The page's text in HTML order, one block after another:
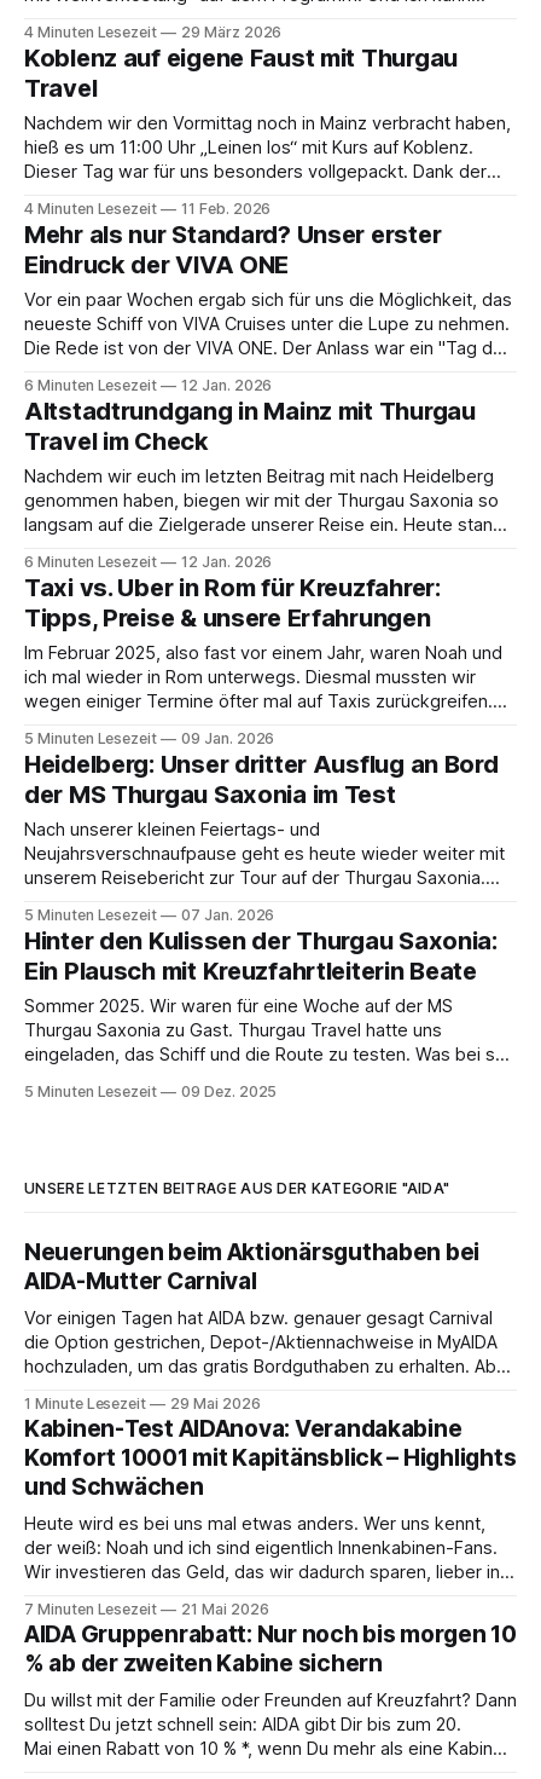
gebleiben. Mit vielen schönen Ausblicken, viel Atmosphäre
und natürlich gutem Wein. 🍇🍷 Los ging es nach Kaffee und
Kuchen Nach
4 Minuten Lesezeit 29 März 2026
Koblenz auf eigene Faust mit Thurgau
Travel
Nachdem wir den Vormittag noch in Mainz verbracht haben,
hieß es um 11:00 Uhr „Leinen los“ mit Kurs auf Koblenz.
Dieser Tag war für uns besonders vollgepackt. Dank der
Ausflugspaket spendiert haben, sind wir bisher meistens in
der Gruppe losgezogen. In
4 Minuten Lesezeit 11 Feb. 2026
Mehr als nur Standard? Unser erster
Eindruck der VIVA ONE
Vor ein paar Wochen ergab sich für uns die Möglichkeit, das
neueste Schiff von VIVA Cruises unter die Lupe zu nehmen.
Die Rede ist von der VIVA ONE. Der Anlass war ein "Tag der
die Presse eingeladen, sondern
6 Minuten Lesezeit 12 Jan. 2026
Altstadtrundgang in Mainz mit Thurgau
Travel im Check
Nachdem wir euch im letzten Beitrag mit nach Heidelberg
genommen haben, biegen wir mit der Thurgau Saxonia so
langsam auf die Zielgerade unserer Reise ein. Heute stand
Thurgau Travel hat uns zu dieser Reise eingeladen und uns
direkt das Ausflugspaket mit
6 Minuten Lesezeit 12 Jan. 2026
Taxi vs. Uber in Rom für Kreuzfahrer:
Tipps, Preise & unsere Erfahrungen
Im Februar 2025, also fast vor einem Jahr, waren Noah und
ich mal wieder in Rom unterwegs. Diesmal mussten wir
wegen einiger Termine öfter mal auf Taxis zurückgreifen.
Taxifahren in Rom geben und einen Vergleich zu Uber
ziehen. Außerdem
5 Minuten Lesezeit 09 Jan. 2026
Heidelberg: Unser dritter Ausflug an Bord
der MS Thurgau Saxonia im Test
Nach unserer kleinen Feiertags- und
Neujahrsverschnaufpause geht es heute wieder weiter mit
unserem Reisebericht zur Tour auf der Thurgau Saxonia.
haben, steht heute als Nächstes ein echtes Highlight auf
dem Plan: Heidelberg. 💡Wie immer kurz vorab zur
Transparenz: Wir sind auf
5 Minuten Lesezeit 07 Jan. 2026
Hinter den Kulissen der Thurgau Saxonia:
Ein Plausch mit Kreuzfahrtleiterin Beate
Sommer 2025. Wir waren für eine Woche auf der MS
Thurgau Saxonia zu Gast. Thurgau Travel hatte uns
eingeladen, das Schiff und die Route zu testen. Was bei so
Fachjargon nennt) sofort auffällt: Man ist hier keine
5 Minuten Lesezeit 09 Dez. 2025
UNSERE LETZTEN BEITRÄGE AUS DER KATEGORIE "AIDA"
Neuerungen beim Aktionärsguthaben bei
AIDA-Mutter Carnival
Vor einigen Tagen hat AIDA bzw. genauer gesagt Carnival
die Option gestrichen, Depot-/Aktiennachweise in MyAIDA
hochzuladen, um das gratis Bordguthaben zu erhalten. Ab
werden, um das Bordguthaben zu erhalten. Bereits vor
einiger Zeit wurde zudem die Möglichkeit gestrichen, das
Bordguthaben per
1 Minute Lesezeit 29 Mai 2026
Kabinen-Test AIDAnova: Verandakabine
Komfort 10001 mit Kapitänsblick – Highlights
und Schwächen
Heute wird es bei uns mal etwas anders. Wer uns kennt,
der weiß: Noah und ich sind eigentlich Innenkabinen-Fans.
Wir investieren das Geld, das wir dadurch sparen, lieber in
Cocktail an der Bar. Auch auf einer unserer letzten Reisen
7 Minuten Lesezeit 21 Mai 2026
AIDA Gruppenrabatt: Nur noch bis morgen 10
% ab der zweiten Kabine sichern
Du willst mit der Familie oder Freunden auf Kreuzfahrt? Dann
solltest Du jetzt schnell sein: AIDA gibt Dir bis zum 20.
Mai einen Rabatt von 10 % *, wenn Du mehr als eine Kabine